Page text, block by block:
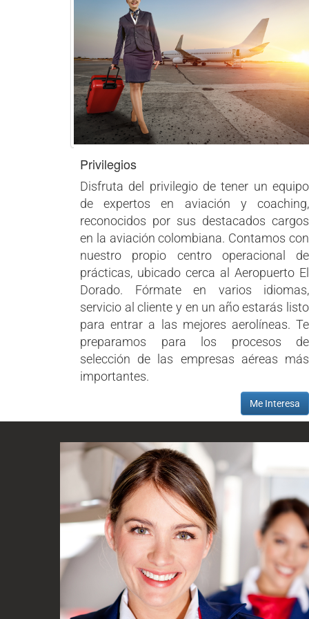
Privilegios
Disfruta del privilegio de tener un equipo
de expertos en aviación y coaching,
reconocidos por sus destacados cargos
en la aviación colombiana. Contamos con
nuestro propio centro operacional de
prácticas, ubicado cerca al Aeropuerto El
Dorado. Fórmate en varios idiomas,
servicio al cliente y en un año estarás listo
para entrar a las mejores aerolíneas. Te
preparamos para los procesos de
selección de las empresas aéreas más
importantes.
Me Interesa